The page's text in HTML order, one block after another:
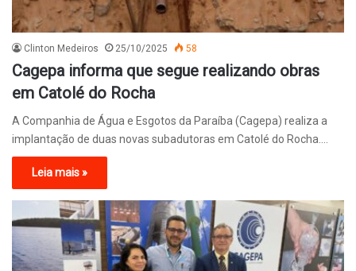
Clinton Medeiros 25/10/2025 58
Cagepa informa que segue realizando obras
em Catolé do Rocha
A Companhia de Água e Esgotos da Paraíba (Cagepa) realiza a
implantação de duas novas subadutoras em Catolé do Rocha.…
Leia mais »